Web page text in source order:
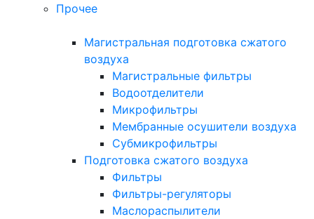
Прочее
Магистральная подготовка сжатого
воздуха
Магистральные фильтры
Водоотделители
Микрофильтры
Мембранные осушители воздуха
Субмикрофильтры
Подготовка сжатого воздуха
Фильтры
Фильтры-регуляторы
Маслораспылители